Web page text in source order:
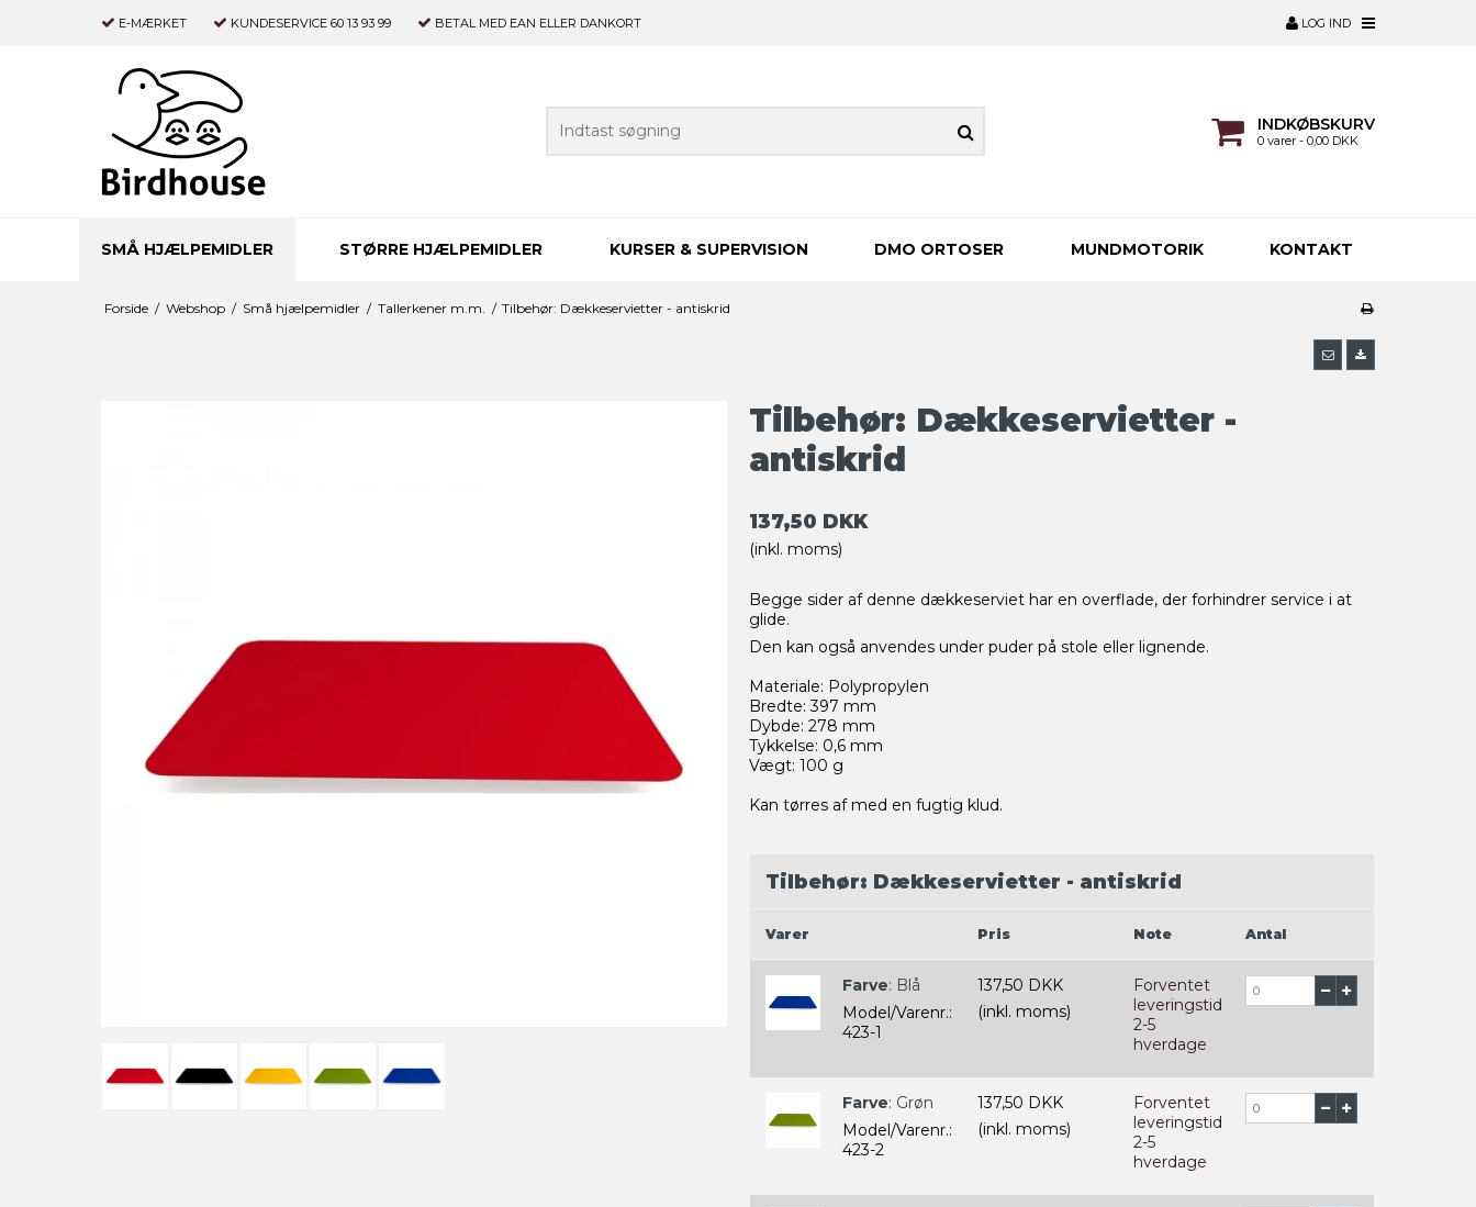
E-MÆRKET KUNDESERVICE 60 13 93 99 BETAL MED EAN ELLER DANKORT LOG IND
INDKØBSKURV
0 varer - 0,00 DKK
SMÅ HJÆLPEMIDLER STØRRE HJÆLPEMIDLER KURSER & SUPERVISION DMO ORTOSER MUNDMOTORIK KONTAKT
Forside / Webshop / Små hjælpemidler / Tallerkener m.m. / Tilbehør: Dækkeservietter - antiskrid
Tilbehør: Dækkeservietter -
antiskrid
137,50 DKK
(inkl. moms)
Begge sider af denne dækkeserviet har en overflade, der forhindrer service i at
glide.
Den kan også anvendes under puder på stole eller lignende.
Materiale: Polypropylen
Bredte: 397 mm
Dybde: 278 mm
Tykkelse: 0,6 mm
Vægt: 100 g
Kan tørres af med en fugtig klud.
Tilbehør: Dækkeservietter - antiskrid
Varer Pris Note Antal
Farve: Blå
Model/Varenr.:
423-1
137,50 DKK
(inkl. moms)
Forventet
leveringstid
2-5
hverdage
Farve: Grøn
Model/Varenr.:
423-2
137,50 DKK
(inkl. moms)
Forventet
leveringstid
2-5
hverdage